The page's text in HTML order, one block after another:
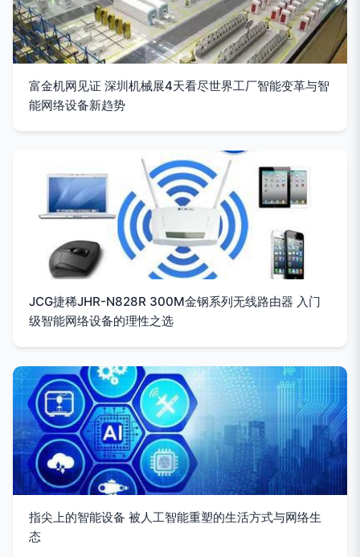
富金机网见证 深圳机械展4天看尽世界工厂智能变革与智
能网络设备新趋势
JCG捷稀JHR-N828R 300M金钢系列无线路由器 入门
级智能网络设备的理性之选
指尖上的智能设备 被人工智能重塑的生活方式与网络生
态